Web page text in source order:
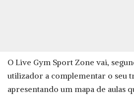
O Live Gym Sport Zone vai,
utilizador a complementar o seu
apresentando um mapa de aulas